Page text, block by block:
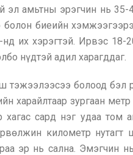
эл амьтны эрэгчин нь
болон биеийн
нд их хэрэгтэй. Ирвэс
нүдтэй адил харагддаг.
тэжээлээсээ болоод
харайлтаар зургаан
сард нэг удаа том
километр
эр нь сална. Эмэгчин